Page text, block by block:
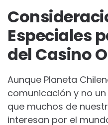
Especiales
del Casino
Aunque Planeta
comunicación y no
que muchos de
interesan por el